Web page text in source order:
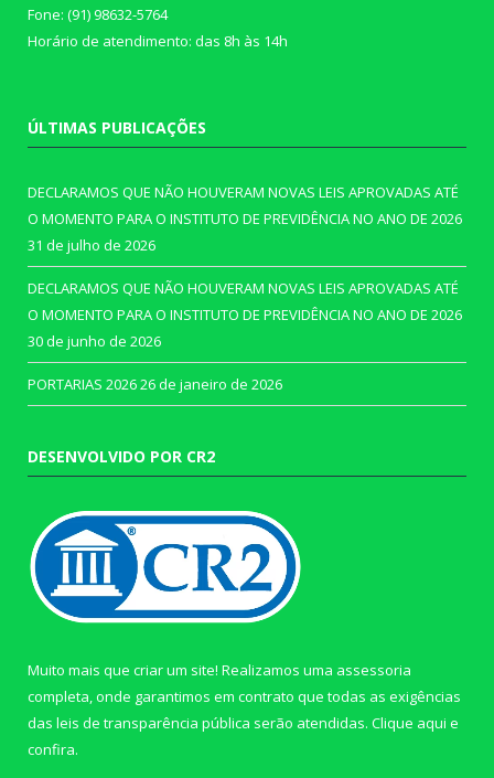
Fone: (91) 98632-5764
Horário de atendimento: das 8h às 14h
ÚLTIMAS PUBLICAÇÕES
DECLARAMOS QUE NÃO HOUVERAM NOVAS LEIS APROVADAS ATÉ
O MOMENTO PARA O INSTITUTO DE PREVIDÊNCIA NO ANO DE 2026
31 de julho de 2026
DECLARAMOS QUE NÃO HOUVERAM NOVAS LEIS APROVADAS ATÉ
O MOMENTO PARA O INSTITUTO DE PREVIDÊNCIA NO ANO DE 2026
30 de junho de 2026
PORTARIAS 202626 de janeiro de 2026
DESENVOLVIDO POR CR2
Muito mais que criar um site! Realizamos uma assessoria
completa, onde garantimos em contrato que todas as exigências
das leis de transparência pública serão atendidas. Clique aqui e
confira.